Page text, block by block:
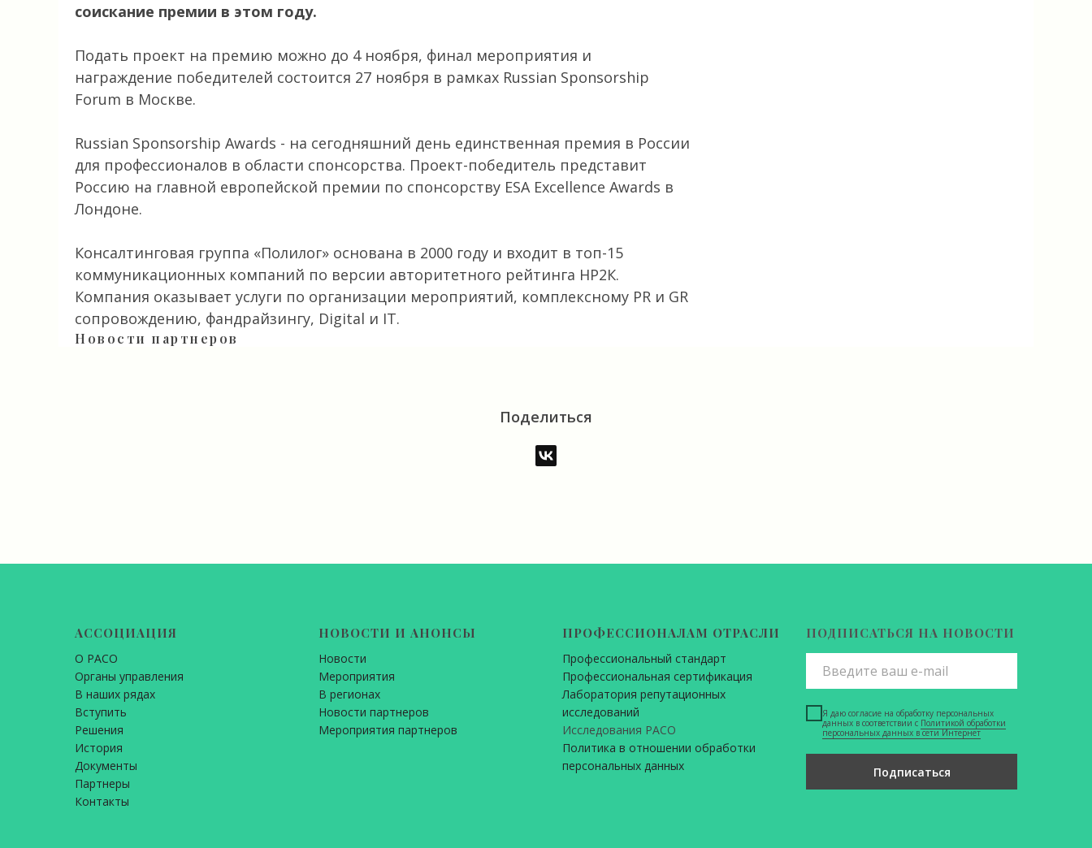
соискание премии в этом году.
Подать проект на премию можно до 4 ноября, финал мероприятия и
награждение победителей состоится 27 ноября в рамках Russian Sponsorship
Forum в Москве.
Russian Sponsorship Awards - на сегодняшний день единственная премия в России
для профессионалов в области спонсорства. Проект-победитель представит
Россию на главной европейской премии по спонсорству ESA Excellence Awards в
Лондоне.
Консалтинговая группа «Полилог» основана в 2000 году и входит в топ-15
коммуникационных компаний по версии авторитетного рейтинга НР2К.
Компания оказывает услуги по организации мероприятий, комплексному PR и GR
сопровождению, фандрайзингу, Digital и IT.
Новости партнеров
Поделиться
АССОЦИАЦИЯ
О РАСО
Органы управления
В наших рядах
Вступить
Решения
История
Документы
Партнеры
Контакты
НОВОСТИ И АНОНСЫ
Новости
Мероприятия
В регионах
Новости партнеров
Мероприятия партнеров
ПРОФЕССИОНАЛАМ ОТРАСЛИ
Профессиональный стандарт
Профессиональная сертификация
Лаборатория репутационных
исследований
Исследования РАСО
Политика в отношении обработки
персональных данных
Я даю согласие на обработку персональных
данных в соответствии с Политикой обработки
персональных данных в сети Интернет
Подписаться
ПОДПИСАТЬСЯ НА НОВОСТИ